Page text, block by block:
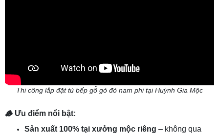
Thi công lắp đặt tủ bếp gỗ gỏ đỏ nam phi tại Huỳnh Gia Mộc
🪵 Ưu điểm nổi bật:
Sản xuất 100% tại xưởng mộc riêng – không qua